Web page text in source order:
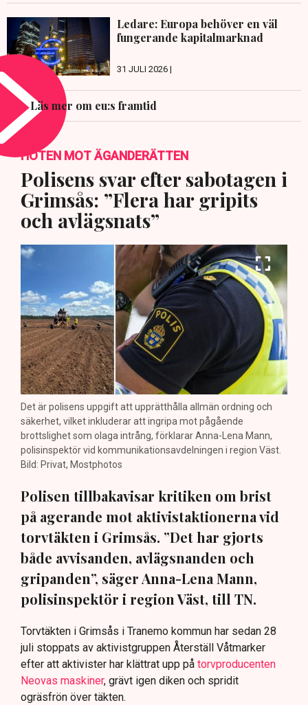
Ledare: Europa behöver en väl
fungerande kapitalmarknad
31 JULI 2026 |
Läs mer om eu:s framtid
HOTEN MOT ÄGANDERÄTTEN
Polisens svar efter sabotagen i
Grimsås: ”Flera har gripits
och avlägsnats”
Det är polisens uppgift att upprätthålla allmän ordning och
säkerhet, vilket inkluderar att ingripa mot pågående
brottslighet som olaga intrång, förklarar Anna-Lena Mann,
polisinspektör vid kommunikationsavdelningen i region Väst.
Bild: Privat, Mostphotos
Polisen tillbakavisar kritiken om brist
på agerande mot aktivistaktionerna vid
torvtäkten i Grimsås. ”Det har gjorts
både avvisanden, avlägsnanden och
gripanden”, säger Anna-Lena Mann,
polisinspektör i region Väst, till TN.
Torvtäkten i Grimsås i Tranemo kommun har sedan 28
juli stoppats av aktivistgruppen Återställ Våtmarker
efter att aktivister har klättrat upp på torvproducenten
Neovas maskiner, grävt igen diken och spridit
ogräsfrön över täkten.